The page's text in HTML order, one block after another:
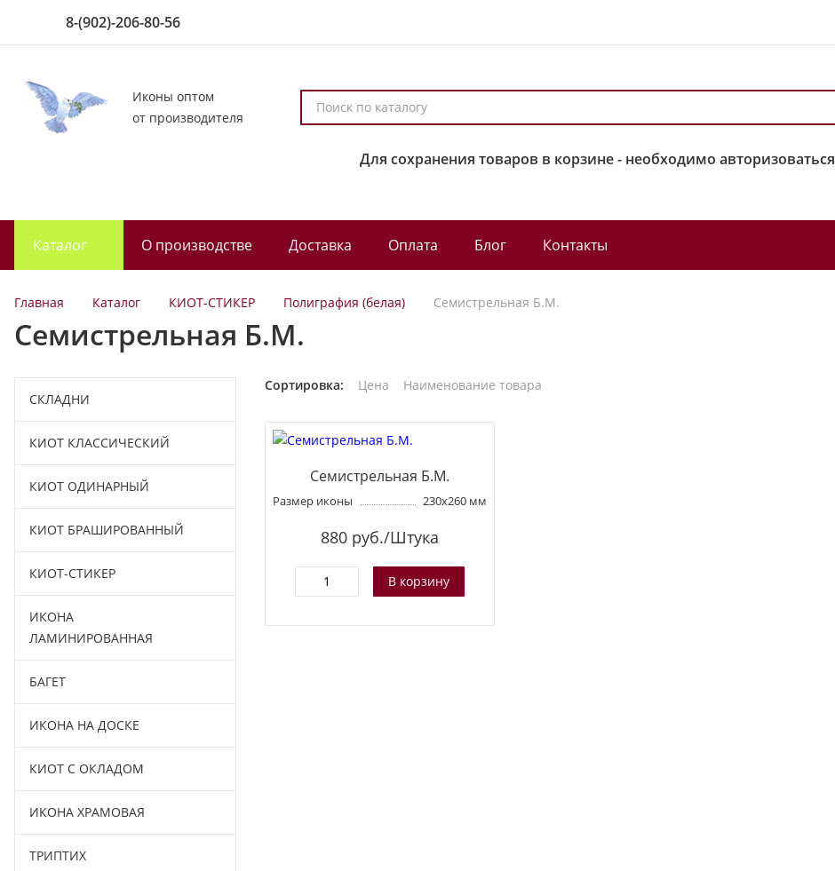
8-(902)-206-80-56
Иконы оптом
от производителя
о
к
а
а
у
Для сохранения товаров в корзине - необходимо авторизоваться
Каталог О производстве Доставка Оплата Блог Контакты
Главная Каталог КИОТ-СТИКЕР Полиграфия (белая) Семистрельная Б.М.
Семистрельная Б.М.
СКЛАДНИ
КИОТ КЛАССИЧЕСКИЙ
КИОТ ОДИНАРНЫЙ
КИОТ БРАШИРОВАННЫЙ
КИОТ-СТИКЕР
ИКОНА
ЛАМИНИРОВАННАЯ
БАГЕТ
ИКОНА НА ДОСКЕ
КИОТ С ОКЛАДОМ
ИКОНА ХРАМОВАЯ
ТРИПТИХ
Сортировка: Цена Наименование товара
Семистрельная Б.М.
Размер иконы 230х260 мм
880руб./Штука